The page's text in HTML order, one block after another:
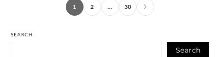
1 2 … 30
SEARCH
Search